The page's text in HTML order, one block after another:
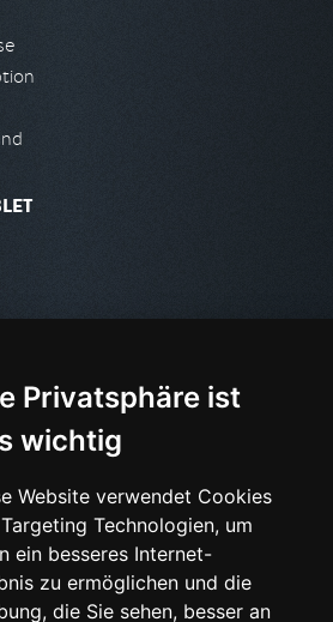
Privatsphäre ist
wichtig
Website verwendet Cookies
Technologien, um
ein besseres Internet-
zu ermöglichen und die
die Sie sehen, besser an
TV